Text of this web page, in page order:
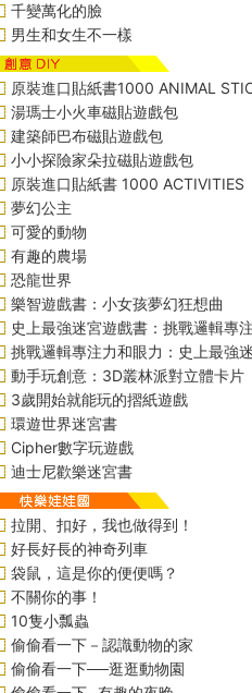
千變萬化的臉
男生和女生不一樣
原裝進口貼紙書1000 ANIMAL
湯瑪士小火車磁貼遊戲包
建築師巴布磁貼遊戲包
小小探險家朵拉磁貼遊戲包
原裝進口貼紙書 1000 ACTIVITIES
夢幻公主
可愛的動物
有趣的農場
恐龍世界
樂智遊戲書：小女孩夢幻狂想曲
史上最強迷宮遊戲書：挑戰邏輯專
挑戰邏輯專注力和眼力：史上最強
動手玩創意：3D叢林派對立體卡片
3歲開始就能玩的摺紙遊戲
環遊世界迷宮書
Cipher數字玩遊戲
迪士尼歡樂迷宮書
拉開、扣好，我也做得到！
好長好長的神奇列車
袋鼠，這是你的便便嗎？
不關你的事！
10隻小瓢蟲
偷偷看一下－認識動物的家
偷偷看一下──逛逛動物園